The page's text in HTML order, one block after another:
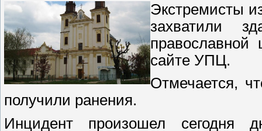
Экстремисты
захватили
православной
сайте УПЦ.
Отмечается,
получили ранения.
Инцидент произошел сегодня